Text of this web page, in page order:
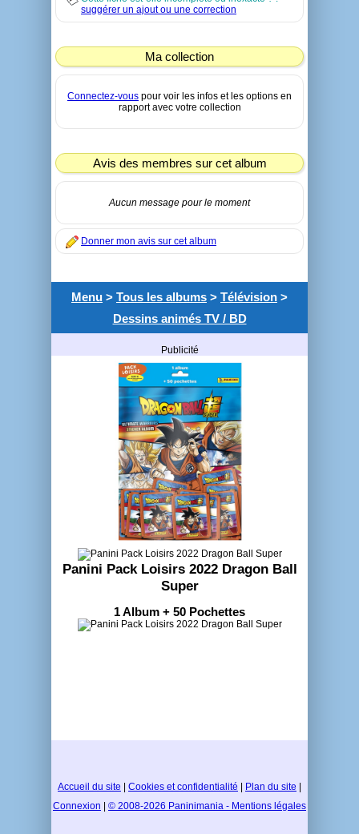
suggérer un ajout ou une correction
Ma collection
Connectez-vous pour voir les infos et les options en
rapport avec votre collection
Avis des membres sur cet album
Aucun message pour le moment
Donner mon avis sur cet album
Menu > Tous les albums > Télévision >
Dessins animés TV / BD
Publicité
Panini Pack Loisirs 2022 Dragon Ball
Super
1 Album + 50 Pochettes
Accueil du site Cookies et confidentialité Plan du site
Connexion
© 2008-2026 Paninimania - Mentions légales